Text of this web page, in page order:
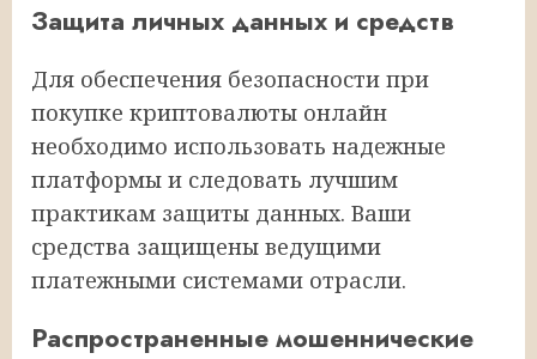
Защита личных данных и средств
Для обеспечения безопасности при
покупке криптовалюты онлайн
необходимо использовать надежные
платформы и следовать лучшим
практикам защиты данных. Ваши
средства защищены ведущими
платежными системами отрасли.
Распространенные мошеннические